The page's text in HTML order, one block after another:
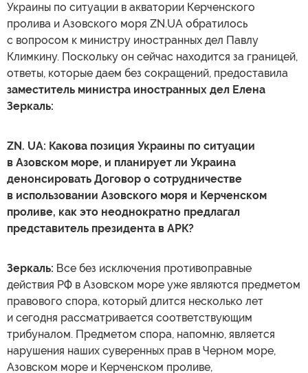
Украины по ситуации в акватории Керченского
пролива и Азовского моря ZN.UA обратилось
с вопросом к министру иностранных дел Павлу
Климкину. Поскольку он сейчас находится за границей,
ответы, которые даем без сокращений, предоставила
заместитель министра иностранных дел Елена
Зеркаль:
ZN. UA: Какова позиция Украины по ситуации
в Азовском море, и планирует ли Украина
денонсировать Договор о сотрудничестве
в использовании Азовского моря и Керченском
проливе, как это неоднократно предлагал
представитель президента в АРК?
Зеркаль: Все без исключения противоправные
действия РФ в Азовском море уже являются предметом
правового спора, который длится несколько лет
и сегодня рассматривается соответствующим
трибуналом. Предметом спора, напомню, является
нарушения наших суверенных прав в Черном море,
Азовском море и Керченском проливе,